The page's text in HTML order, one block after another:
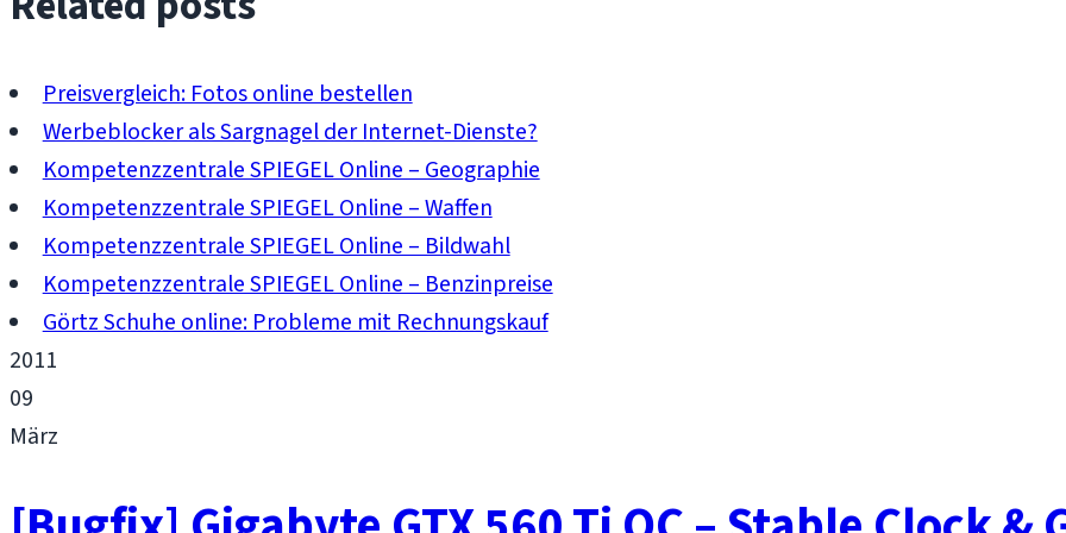
Preisvergleich: Fotos online bestellen
Werbeblocker als Sargnagel der Internet-Dienste?
Kompetenzzentrale SPIEGEL Online – Geographie
Kompetenzzentrale SPIEGEL Online – Waffen
Kompetenzzentrale SPIEGEL Online – Bildwahl
Kompetenzzentrale SPIEGEL Online – Benzinpreise
Görtz Schuhe online: Probleme mit Rechnungskauf
2011
09
März